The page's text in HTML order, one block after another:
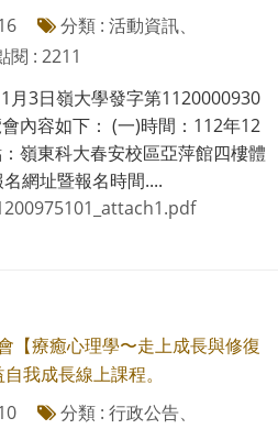
分類 : 活動資訊、
閱 : 2211
月3日嶺大學發字第1120000930
內容如下： (一)時間：112年12
嶺東科大春安校區亞萍館四樓體
網址暨報名時間....
【療癒心理學〜走上成長與修復
我成長線上課程。
分類 : 行政公告、